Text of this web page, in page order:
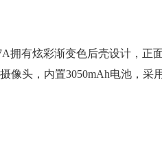
拥有炫彩渐变色后壳设计，正
像头，内置3050mAh电池，采